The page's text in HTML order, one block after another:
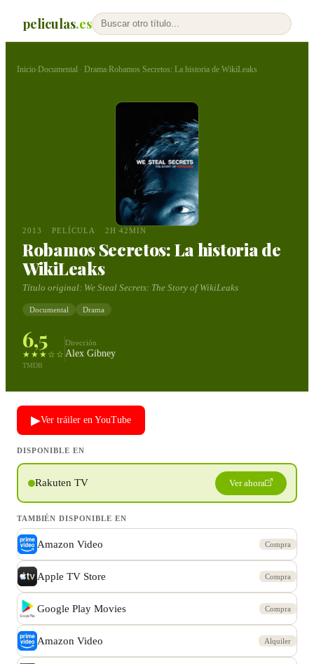
peliculas.es
Inicio›Documental · Drama›Robamos Secretos: La historia de WikiLeaks
2013 PELÍCULA 2H 42MIN
Robamos Secretos: La historia de
WikiLeaks
Título original: We Steal Secrets: The Story of WikiLeaks
Documental Drama
6,5
★★★☆☆
TMDB
Dirección
Alex Gibney
▶Ver tráiler en YouTube
DISPONIBLE EN
Rakuten TV Ver ahora
TAMBIÉN DISPONIBLE EN
Amazon Video Compra
Apple TV Store Compra
Google Play Movies Compra
Amazon Video Alquiler